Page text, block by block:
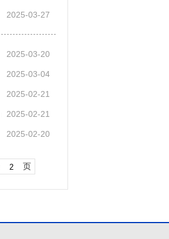
2025-03-27
2025-03-20
2025-03-04
2025-02-21
2025-02-21
2025-02-20
页